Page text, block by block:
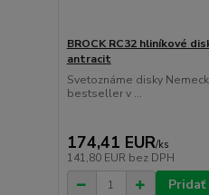
BROCK RC32 hliníkové
antracit
Svetoznáme disky
bestseller v ...
174,41 EUR/ks
141,80 EUR bez DPH
Pridať